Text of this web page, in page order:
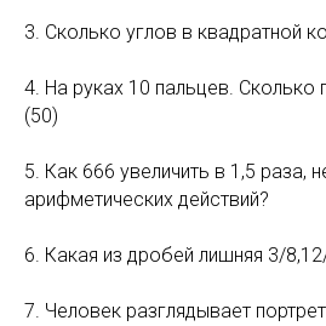
3. Сколько углов в квадратной
4. На руках 10 пальцев. Сколько
(50)
5. Как 666 увеличить в 1,5 раза,
арифметических действий?
6. Какая из дробей лишняя 3/
7. Человек разглядывает